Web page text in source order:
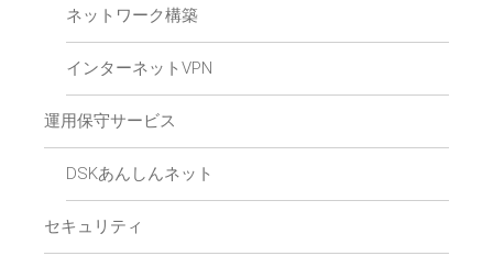
ネットワーク構築
インターネットVPN
運用保守サービス
DSKあんしんネット
セキュリティ